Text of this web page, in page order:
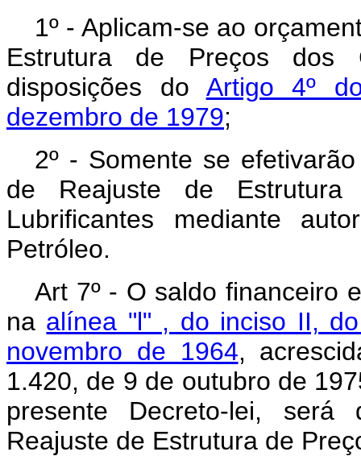
1º - Aplicam-se ao
Estrutura de Preços dos
disposições do Artigo 4º
dezembro de 1979;
2º - Somente se
de Reajuste de
Lubrificantes mediante
Petróleo.
Art 7º - O saldo financeiro
na alínea "l" , do inciso II,
novembro de 1964,
1.420, de 9 de outubro de
presente Decreto-lei,
Reajuste de Estrutura de